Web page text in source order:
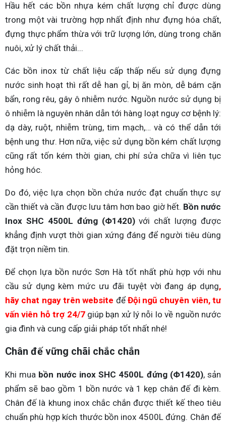
Hầu hết các bồn nhựa kém chất lượng chỉ được dùng
trong một vài trường hợp nhất định như đựng hóa chất,
đựng thực phẩm thừa với trữ lượng lớn, dùng trong chăn
nuôi, xử lý chất thải...
Các bồn inox từ chất liệu cấp thấp nếu sử dụng đựng
nước sinh hoạt thì rất dễ han gỉ, bị ăn mòn, dễ bám cặn
bẩn, rong rêu, gây ô nhiễm nước. Nguồn nước sử dụng bị
ô nhiễm là nguyên nhân dẫn tới hàng loạt nguy cơ bệnh lý:
dạ dày, ruột, nhiễm trùng, tim mạch,… và có thể dẫn tới
bệnh ung thư. Hơn nữa, việc sử dụng bồn kém chất lượng
cũng rất tốn kém thời gian, chi phí sửa chữa vì liên tục
hỏng hóc.
Do đó, việc lựa chọn bồn chứa nước đạt chuẩn thực sự
cần thiết và cần được lưu tâm hơn bao giờ hết. Bồn nước
Inox SHC 4500L đứng (Φ1420)với chất lượng được
khẳng định vượt thời gian xứng đáng để người tiêu dùng
đặt trọn niềm tin.
Để chọn lựa bồn nước Sơn Hà tốt nhất phù hợp với nhu
cầu sử dụng kèm mức ưu đãi tuyệt vời đang áp dụng,
hãy chat ngay trên website để Đội ngũ chuyên viên, tư
vấn viên hỗ trợ 24/7giúp bạn xử lý nỗi lo về nguồn nước
gia đình và cung cấp giải pháp tốt nhất nhé!
Chân đế vững chãi chắc chắn
Khi mua bồn nước inox SHC 4500L đứng (Φ1420), sản
phẩm sẽ bao gồm 1 bồn nước và 1 kẹp chân đế đi kèm.
Chân đế là khung inox chắc chắn được thiết kế theo tiêu
chuẩn phù hợp kích thước bồn inox 4500L đứng. Chân đế